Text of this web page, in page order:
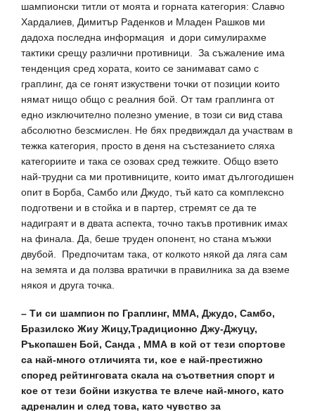
шампионски титли от моята и горната категория: Славчо
Хардалиев, Димитър Раденков и Младен Рашков ми
дадоха последна информация и дори симулирахме
тактики срещу различни противници. За съжаление има
тенденция сред хората, които се занимават само с
граплинг, да се гонят изкуствени точки от позиции които
нямат нищо общо с реалния бой. От там граплинга от
едно изключително полезно умение, в този си вид става
абсолютно безсмислен. Не бях предвиждал да участвам в
тежка категория, просто в деня на състезанието сляха
категориите и така се озовах сред тежките. Общо взето
най-трудни са ми противниците, които имат дългогодишен
опит в Борба, Самбо или Джудо, тъй като са комплексно
подготвени и в стойка и в партер, стремят се да те
надиграят и в двата аспекта, точно такъв противник имах
на финала. Да, беше труден опонент, но стана мъжки
двубой. Предпочитам така, от колкото някой да ляга сам
на земята и да ползва вратички в правилника за да вземе
някоя и друга точка.
– Tи си шампион по Граплинг, ММА, Джудо, Самбо,
Бразилско Жиу Жицу,Традиционно Джу-Джуцу,
Ръкопашен Бой, Санда , ММА в кой от тези спортове
са най-много отличията ти, кое е най-престижно
според рейтинговата скала на съответния спорт и
кое от тези бойни изкуства те влече най-много, като
адреналин и след това, като чувство за